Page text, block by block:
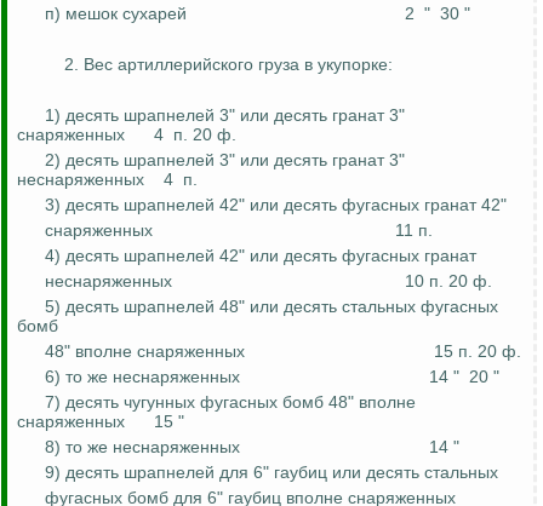
п) мешок сухарей
2 " 30 "
2. Вес артиллерийского груза в укупорке:
1) десять шрапнелей 3" или десять гранат 3"
снаряженных
4 п. 20 ф.
2) десять шрапнелей 3" или десять гранат 3"
неснаряженных
4 п.
3) десять шрапнелей 42" или десять фугасных гранат 42"
снаряженных
11 п.
4) десять шрапнелей 42" или десять фугасных гранат
неснаряженных
10 п. 20 ф.
5) десять шрапнелей 48" или десять стальных фугасных
бомб
48" вполне снаряженных
15 п. 20 ф.
6) то же неснаряженных 14 " 20 "
7) десять чугунных фугасных бомб 48" вполне
снаряженных
15 "
8) то же неснаряженных
14 "
9) десять шрапнелей для 6" гаубиц или десять стальных
фугасных бомб для 6" гаубиц вполне снаряженных